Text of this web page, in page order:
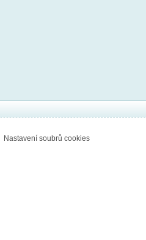
Nastavení soubrů cookies